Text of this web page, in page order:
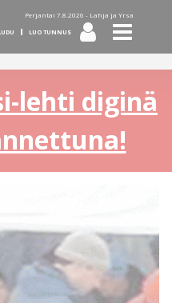
Perjantai 7.8.2026 - Lahja ja Yrsa
LUO TUNNUS
lehti diginä